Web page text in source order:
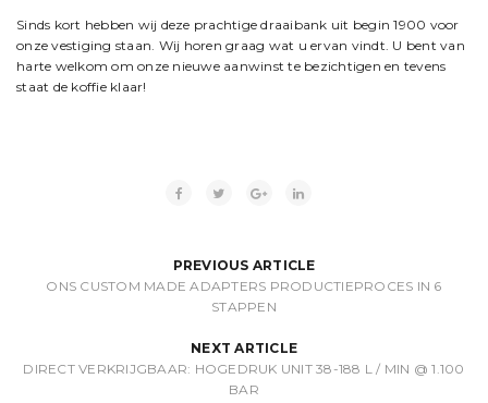
Sinds kort hebben wij deze prachtige draaibank uit begin 1900 voor
onze vestiging staan. Wij horen graag wat u ervan vindt. U bent van
harte welkom om onze nieuwe aanwinst te bezichtigen en tevens
staat de koffie klaar!
PREVIOUS ARTICLE
ONS CUSTOM MADE ADAPTERS PRODUCTIEPROCES IN 6
STAPPEN
NEXT ARTICLE
DIRECT VERKRIJGBAAR: HOGEDRUK UNIT 38-188 L / MIN @ 1.100
BAR